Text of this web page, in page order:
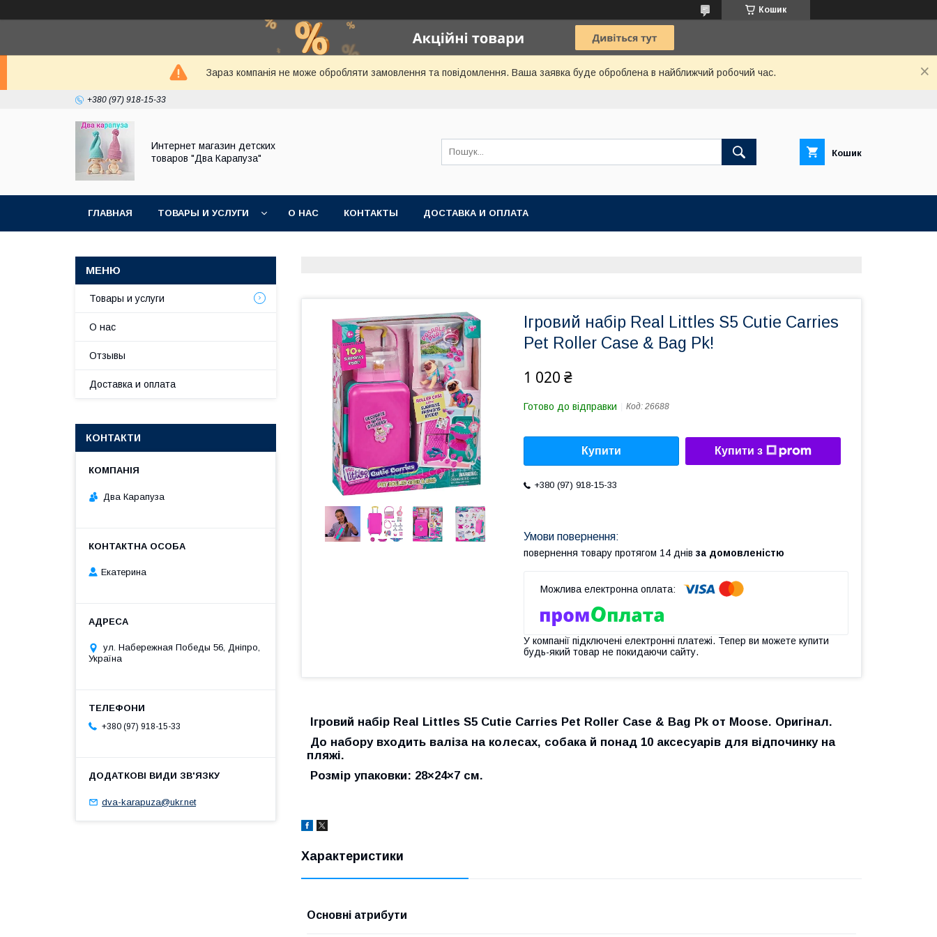
Кошик
Зараз компанія не може обробляти замовлення та повідомлення. Ваша заявка буде оброблена в найближчий робочий час.
+380 (97) 918-15-33
Интернет магазин детских
товаров "Два Карапуза"
Кошик
ГЛАВНАЯ ТОВАРЫ И УСЛУГИ О НАС КОНТАКТЫ ДОСТАВКА И ОПЛАТА
Ігровий набір Real Littles S5 Cutie Carries
Pet Roller Case & Bag Pk!
1 020 ₴
Готово до відправки Код: 26688
Купити Купити з
+380 (97) 918-15-33
повернення товару протягом 14 днів за домовленістю
У компанії підключені електронні платежі. Тепер ви можете купити
будь-який товар не покидаючи сайту.
Ігровий набір Real Littles S5 Cutie Carries Pet Roller Case & Bag Pk от Moose. Оригінал.
До набору входить валіза на колесах, собака й понад 10 аксесуарів для відпочинку на
пляжі.
Розмір упаковки: 28×24×7 см.
Характеристики
Основні атрибути
Товары и услуги
О нас
Отзывы
Доставка и оплата
КОНТАКТИ
Два Карапуза
Екатерина
ул. Набережная Победы 56, Дніпро,
Україна
+380 (97) 918-15-33
dva-karapuza@ukr.net